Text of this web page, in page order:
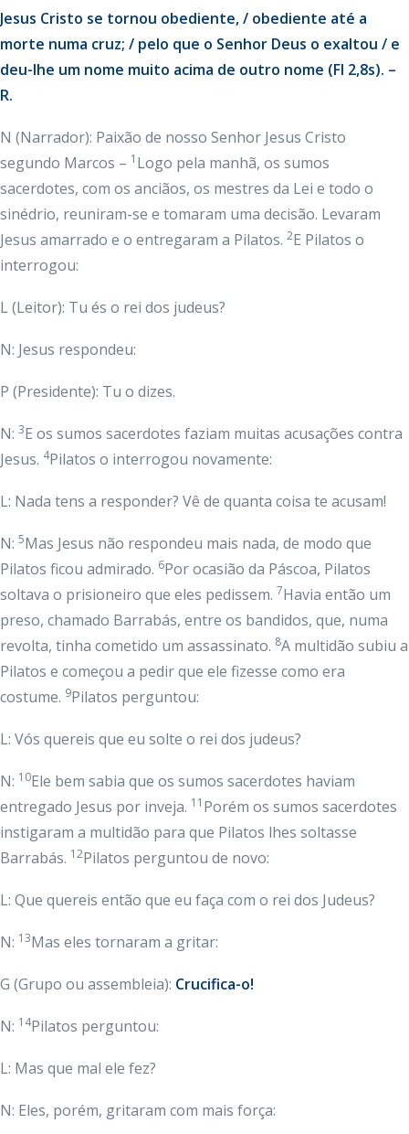
Jesus Cristo se tornou obediente, / obediente até a
morte numa cruz; / pelo que o Senhor Deus o exaltou / e
deu-lhe um nome muito acima de outro nome (Fl 2,8s). –
R.
N (Narrador): Paixão de nosso Senhor Jesus Cristo
segundo Marcos – 1 Logo pela manhã, os sumos
sacerdotes, com os anciãos, os mestres da Lei e todo o
sinédrio, reuniram-se e tomaram uma decisão. Levaram
Jesus amarrado e o entregaram a Pilatos. 2E Pilatos o
interrogou:
L (Leitor): Tu és o rei dos judeus?
N: Jesus respondeu:
P (Presidente): Tu o dizes.
N: 3E os sumos sacerdotes faziam muitas acusações contra
Jesus. 4Pilatos o interrogou novamente:
L: Nada tens a responder? Vê de quanta coisa te acusam!
N: 5Mas Jesus não respondeu mais nada, de modo que
Pilatos ficou admirado. 6Por ocasião da Páscoa, Pilatos
soltava o prisioneiro que eles pedissem. 7Havia então um
preso, chamado Barrabás, entre os bandidos, que, numa
revolta, tinha cometido um assassinato. 8A multidão subiu a
Pilatos e começou a pedir que ele fizesse como era
costume. 9Pilatos perguntou:
L: Vós quereis que eu solte o rei dos judeus?
N: 10Ele bem sabia que os sumos sacerdotes haviam
entregado Jesus por inveja. 11 Porém os sumos sacerdotes
instigaram a multidão para que Pilatos lhes soltasse
Barrabás. 12Pilatos perguntou de novo:
L: Que quereis então que eu faça com o rei dos Judeus?
N: 13Mas eles tornaram a gritar:
G (Grupo ou assembleia): Crucifica-o!
N: 14Pilatos perguntou:
L: Mas que mal ele fez?
N: Eles, porém, gritaram com mais força: